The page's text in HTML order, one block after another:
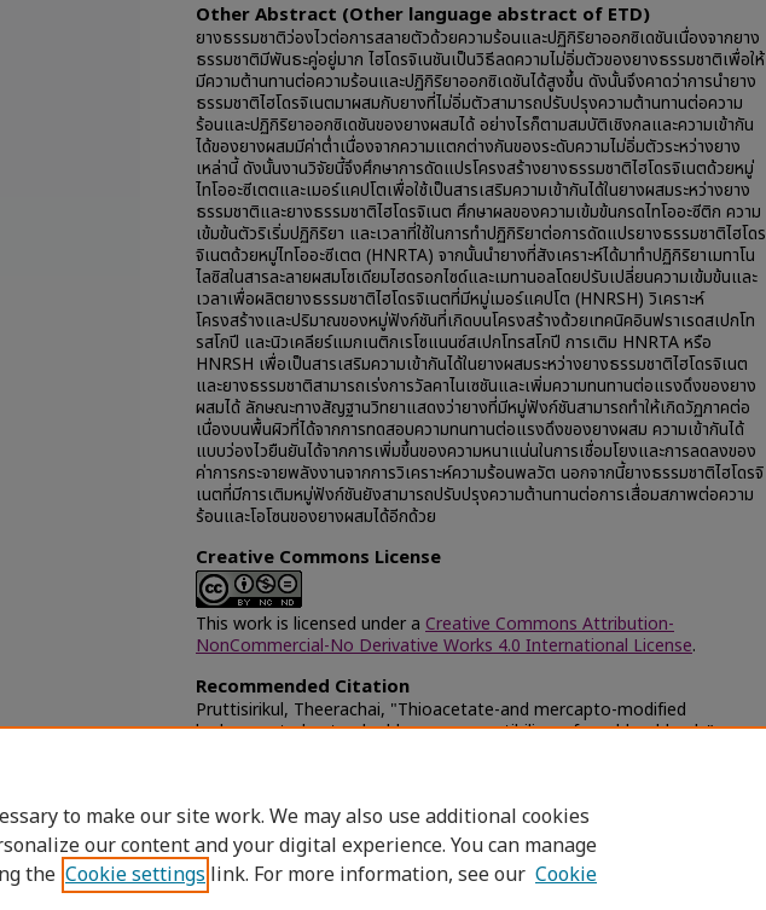
Other Abstract (Other language abstract of ETD)
ยางธรรมชาติว่องไวต่อการสลายตัวด้วยความร้อนและปฏิกิริยาออกซิเดชันเนื่องจากยาง
ธรรมชาติมีพันธะคู่อยู่มาก ไฮโดรจิเนชันเป็นวิธีลดความไม่อิ่มตัวของยางธรรมชาติเพื่อให้
มีความต้านทานต่อความร้อนและปฏิกิริยาออกซิเดชันได้สูงขึ้น ดังนั้นจึงคาดว่าการนำยาง
ธรรมชาติไฮโดรจิเนตมาผสมกับยางที่ไม่อิ่มตัวสามารถปรับปรุงความต้านทานต่อความ
ร้อนและปฏิกิริยาออกซิเดชันของยางผสมได้ อย่างไรก็ตามสมบัติเชิงกลและความเข้ากัน
ได้ของยางผสมมีค่าต่ำเนื่องจากความแตกต่างกันของระดับความไม่อิ่มตัวระหว่างยาง
เหล่านี้ ดังนั้นงานวิจัยนี้จึงศึกษาการดัดแปรโครงสร้างยางธรรมชาติไฮโดรจิเนตด้วยหมู่
ไทโออะซีเตตและเมอร์แคปโตเพื่อใช้เป็นสารเสริมความเข้ากันได้ในยางผสมระหว่างยาง
ธรรมชาติและยางธรรมชาติไฮโดรจิเนต ศึกษาผลของความเข้มข้นกรดไทโออะซีติก ความ
เข้มข้นตัวริเริ่มปฏิกิริยา และเวลาที่ใช้ในการทำปฏิกิริยาต่อการดัดแปรยางธรรมชาติไฮโดร
จิเนตด้วยหมู่ไทโออะซีเตต (HNRTA) จากนั้นนำยางที่สังเคราะห์ได้มาทำปฏิกิริยาเมทาโน
ไลซิสในสารละลายผสมโซเดียมไฮดรอกไซด์และเมทานอลโดยปรับเปลี่ยนความเข้มข้นและ
เวลาเพื่อผลิตยางธรรมชาติไฮโดรจิเนตที่มีหมู่เมอร์แคปโต (HNRSH) วิเคราะห์
โครงสร้างและปริมาณของหมู่ฟังก์ชันที่เกิดบนโครงสร้างด้วยเทคนิคอินฟราเรดสเปกโท
รสโกปี และนิวเคลียร์แมกเนติกเรโซแนนซ์สเปกโทรสโกปี การเติม HNRTA หรือ
HNRSH เพื่อเป็นสารเสริมความเข้ากันได้ในยางผสมระหว่างยางธรรมชาติไฮโดรจิเนต
และยางธรรมชาติสามารถเร่งการวัลคาไนเซชันและเพิ่มความทนทานต่อแรงดึงของยาง
ผสมได้ ลักษณะทางสัญฐานวิทยาแสดงว่ายางที่มีหมู่ฟังก์ชันสามารถทำให้เกิดวัฏภาคต่อ
เนื่องบนพื้นผิวที่ได้จากการทดสอบความทนทานต่อแรงดึงของยางผสม ความเข้ากันได้
แบบว่องไวยืนยันได้จากการเพิ่มขึ้นของความหนาแน่นในการเชื่อมโยงและการลดลงของ
ค่าการกระจายพลังงานจากการวิเคราะห์ความร้อนพลวัต นอกจากนี้ยางธรรมชาติไฮโดรจิ
เนตที่มีการเติมหมู่ฟังก์ชันยังสามารถปรับปรุงความต้านทานต่อการเสื่อมสภาพต่อความ
ร้อนและโอโซนของยางผสมได้อีกด้วย
Creative Commons License
This work is licensed under a Creative Commons Attribution-
NonCommercial-No Derivative Works 4.0 International License.
Recommended Citation
Pruttisirikul, Theerachai, "Thioacetate-and mercapto-modified
hydrogenated natural rubber as compatibilizers for rubber blends"
to make our site work. We may also use additional cookies
our content and your digital experience. You can manage
the Cookie settings link. For more information, see our Cookie